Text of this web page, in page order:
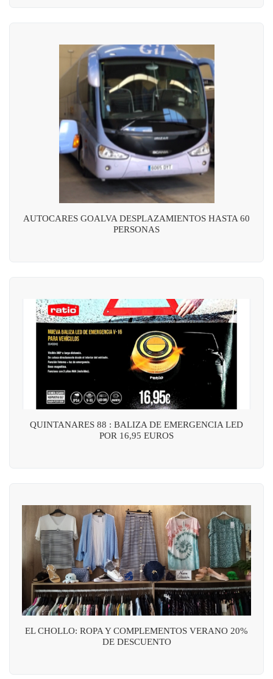
AUTOCARES GOALVA DESPLAZAMIENTOS HASTA 60
PERSONAS
QUINTANARES 88 : BALIZA DE EMERGENCIA LED
POR 16,95 EUROS
EL CHOLLO: ROPA Y COMPLEMENTOS VERANO 20%
DE DESCUENTO